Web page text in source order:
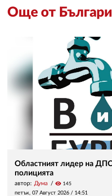
Още от
Областният лидер на
полицията
автор: Дума visibility 145
петък, 07 Август 2026 / 14:51